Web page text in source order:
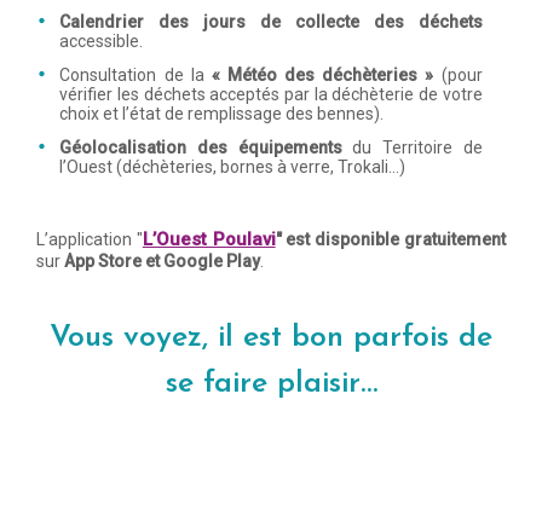
Calendrier des jours de collecte des déchets
accessible.
Consultation de la« Météo des déchèteries » (pour
vérifier les déchets acceptés par la déchèterie de votre
choix et l’état de remplissage des bennes).
Géolocalisation des équipementsdu Territoire de
l’Ouest (déchèteries, bornes à verre, Trokali…)
L’application "L’Ouest Poulavi" est disponible gratuitement
surApp StoreetGoogle Play.
Vous voyez, il est bon parfois de
se faire plaisir…